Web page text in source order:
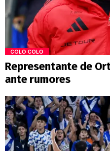
COLO COLO
Representante de
ante rumores